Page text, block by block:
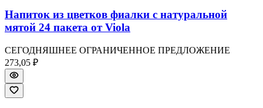
Напиток из цветков фиалки с натуральной
мятой 24 пакета от Viola
СЕГОДНЯШНЕЕ ОГРАНИЧЕННОЕ ПРЕДЛОЖЕНИЕ
273,05 ₽